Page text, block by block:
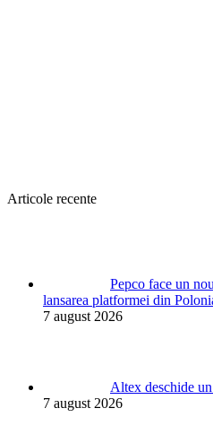
Articole recente
Pepco face un
lansarea platformei din
7 august 2026
Altex deschide
7 august 2026